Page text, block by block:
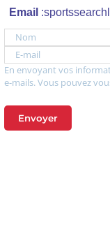
Email
Nom
E-mail
En envoyant vos
e-mails. Vous pouvez
Envoyer